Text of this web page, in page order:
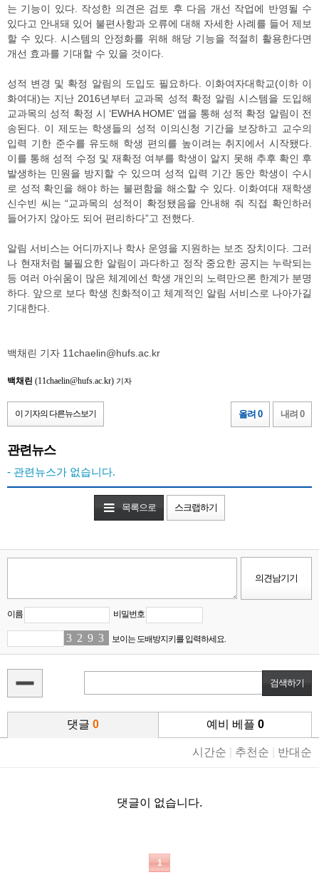
는 기능이 있다. 작성한 의견은 검토 후 다음 개선 작업에 반영될 수
있다고 안내돼 있어 불편사항과 오류에 대해 자세한 사례를 들어 제보
할 수 있다. 시스템의 안정화를 위해 해당 기능을 적절히 활용한다면
개선 효과를 기대할 수 있을 것이다.
성적 변경 및 확정 알림의 도입도 필요하다. 이화여자대학교(이하 이
화여대)는 지난 2016년부터 교과목 성적 확정 알림 시스템을 도입해
교과목의 성적 확정 시 ‘EWHA HOME’ 앱을 통해 성적 확정 알림이 전
송된다. 이 제도는 학생들의 성적 이의신청 기간을 보장하고 교수의
입력 기한 준수를 유도해 학생 편의를 높이려는 취지에서 시작됐다.
이를 통해 성적 수정 및 재확정 여부를 학생이 알지 못해 추후 확인 후
발생하는 민원을 방지할 수 있으며 성적 입력 기간 동안 학생이 수시
로 성적 확인을 해야 하는 불편함을 해소할 수 있다. 이화여대 재학생
신수빈 씨는 “교과목의 성적이 확정됐음을 안내해 줘 직접 확인하러
들어가지 않아도 되어 편리하다”고 전했다.
알림 서비스는 어디까지나 학사 운영을 지원하는 보조 장치이다. 그러
나 현재처럼 불필요한 알림이 과다하고 정작 중요한 공지는 누락되는
등 여러 아쉬움이 많은 체계에선 학생 개인의 노력만으론 한계가 분명
하다. 앞으로 보다 학생 친화적이고 체계적인 알림 서비스로 나아가길
기대한다.
백채린 기자 11chaelin@hufs.ac.kr
백채린 (11chaelin@hufs.ac.kr) 기자
이 기자의 다른뉴스보기 올려 0 내려 0
관련뉴스
- 관련뉴스가 없습니다.
목록으로 스크랩하기
이름 비밀번호
32 2 98 3 보이는 도배방지키를 입력하세요.
댓글 0 예비 베플 0
시간순 추천순 반대순
댓글이 없습니다.
1